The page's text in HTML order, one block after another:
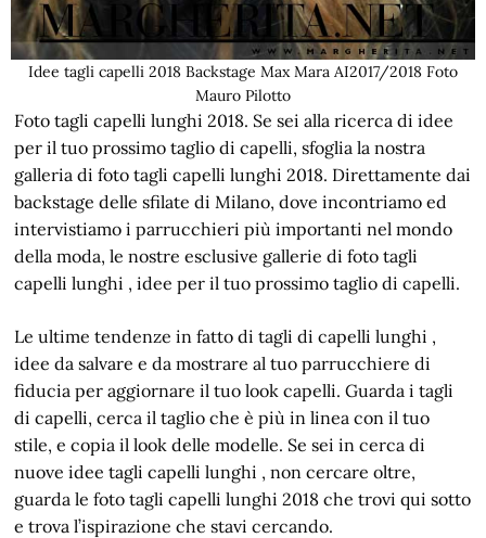
Idee tagli capelli 2018 Backstage Max Mara AI2017/2018 Foto
Mauro Pilotto
Foto tagli capelli lunghi 2018. Se sei alla ricerca di idee
per il tuo prossimo taglio di capelli, sfoglia la nostra
galleria di foto tagli capelli lunghi 2018. Direttamente dai
backstage delle sfilate di Milano, dove incontriamo ed
intervistiamo i parrucchieri più importanti nel mondo
della moda, le nostre esclusive gallerie di foto tagli
capelli lunghi , idee per il tuo prossimo taglio di capelli.
Le ultime tendenze in fatto di tagli di capelli lunghi ,
idee da salvare e da mostrare al tuo parrucchiere di
fiducia per aggiornare il tuo look capelli. Guarda i tagli
di capelli, cerca il taglio che è più in linea con il tuo
stile, e copia il look delle modelle. Se sei in cerca di
nuove idee tagli capelli lunghi , non cercare oltre,
guarda le foto tagli capelli lunghi 2018 che trovi qui sotto
e trova l’ispirazione che stavi cercando.